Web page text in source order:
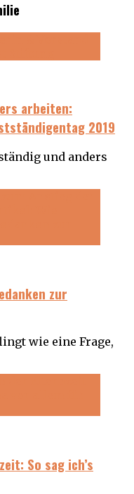
arbeiten:
2019
und anders
zur
wie eine Frage,
So sag ich’s